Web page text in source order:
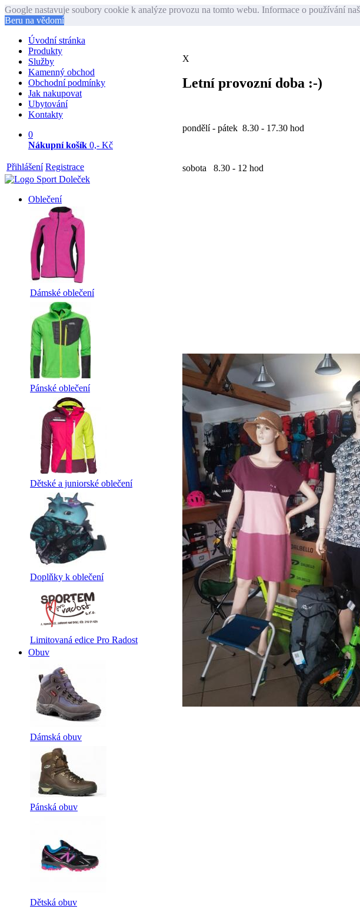
Google nastavuje soubory cookie k analýze provozu na tomto webu. Informace o používání
Beru na vědomí
X
Letní provozní doba :-)
pondělí - pátek 8.30 - 17.30 hod
sobota 8.30 - 12 hod
Úvodní stránka
Produkty
Služby
Kamenný obchod
Obchodní podmínky
Jak nakupovat
Ubytování
Kontakty
0
Nákupní košík 0,- Kč
Přihlášení Registrace
Oblečení
Dámské oblečení
Pánské oblečení
Dětské a juniorské oblečení
Doplňky k oblečení
Limitovaná edice Pro Radost
Obuv
Dámská obuv
Pánská obuv
Dětská obuv